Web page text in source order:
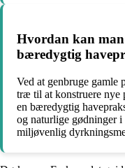
Hvordan kan
bæredygtig
Ved at genbruge gamle
træ til at konstruere nye
en bæredygtig
og naturlige gødninger i
miljøvenlig